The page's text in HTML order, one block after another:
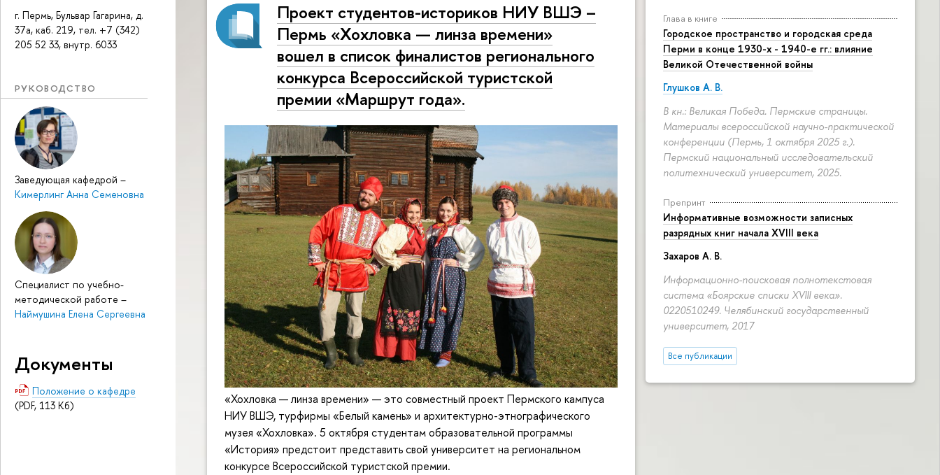
г. Пермь, Бульвар Гагарина, д.
37а, каб. 219, тел. +7 (342)
205 52 33, внутр. 6033
РУКОВОДСТВО
Заведующая кафедрой –
Кимерлинг Анна Семеновна
Специалист по учебно-
методической работе –
Наймушина Елена Сергеевна
Документы
Положение о кафедре
(PDF, 113 Кб)
Глава в книге
Городское пространство и городская среда
Перми в конце 1930-х - 1940-е гг.: влияние
Великой Отечественной войны
Глушков А. В.
В кн.: Великая Победа. Пермские страницы.
Материалы всероссийской научно-практической
конференции (Пермь, 1 октября 2025 г.).
Пермский национальный исследовательский
политехнический университет, 2025.
Препринт
Информативные возможности записных
разрядных книг начала XVIII века
Захаров А. В.
Информационно-поисковая полнотекстовая
система «Боярские списки XVIII века».
0220510249. Челябинский государственный
университет, 2017
Все публикации
Проект студентов-историков НИУ ВШЭ –
Пермь «Хохловка — линза времени»
вошел в список финалистов регионального
конкурса Всероссийской туристской
премии «Маршрут года».
«Хохловка — линза времени» — это совместный проект Пермского кампуса
НИУ ВШЭ, турфирмы «Белый камень» и архитектурно-этнографического
музея «Хохловка». 5 октября студентам образовательной программы
«История» предстоит представить свой университет на региональном
конкурсе Всероссийской туристской премии.